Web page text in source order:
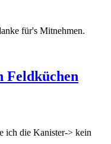
für's Mitnehmen.
Feldküchen
ich die Kanister-> kein